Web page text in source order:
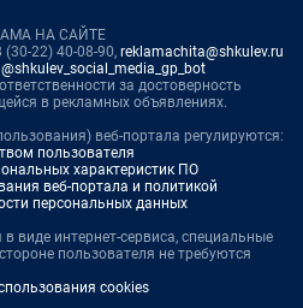
НА САЙТЕ
22) 40-08-90, reklamachita@shkulev.ru
@shkulev_social_media_gp_bot
за достоверность
в рекламных объявлениях.
веб-портала регулируются:
пользователя
характеристик ПО
веб-портала и политикой
персональных данных
виде интернет-сервиса, специальные
пользователя не требуются
cookies